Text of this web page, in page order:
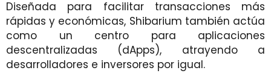
Diseñada para facilitar transacciones más
rápidas y económicas, Shibarium también actúa
como un centro para aplicaciones
descentralizadas (dApps), atrayendo a
desarrolladores e inversores por igual.